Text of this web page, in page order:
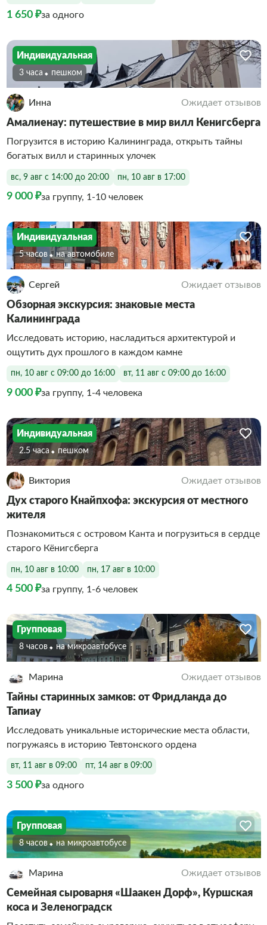
1 650 ₽за одного
Индивидуальная
3 часа Пешком
Инна Ожидает отзывов
Амалиенау: путешествие в мир вилл Кенигсберга
Погрузится в историю Калининграда, открыть тайны
богатых вилл и старинных улочек
вс, 9 авг с 14:00 до 20:00 пн, 10 авг в 17:00
9 000 ₽за группу, 1-10 человек
Индивидуальная
5 часов На автомобиле
Сергей Ожидает отзывов
Обзорная экскурсия: знаковые места
Калининграда
Исследовать историю, насладиться архитектурой и
ощутить дух прошлого в каждом камне
пн, 10 авг с 09:00 до 16:00 вт, 11 авг с 09:00 до 16:00
9 000 ₽за группу, 1-4 человека
Индивидуальная
2.5 часа Пешком
Виктория Ожидает отзывов
Дух старого Кнайпхофа: экскурсия от местного
жителя
Познакомиться с островом Канта и погрузиться в сердце
старого Кёнигсберга
пн, 10 авг в 10:00 пн, 17 авг в 10:00
4 500 ₽за группу, 1-6 человек
Групповая
8 часов На микроавтобусе
Марина Ожидает отзывов
Тайны старинных замков: от Фридланда до
Тапиау
Исследовать уникальные исторические места области,
погружаясь в историю Тевтонского ордена
вт, 11 авг в 09:00 пт, 14 авг в 09:00
3 500 ₽за одного
Групповая
8 часов На микроавтобусе
Марина Ожидает отзывов
Семейная сыроварня «Шаакен Дорф», Куршская
коса и Зеленоградск